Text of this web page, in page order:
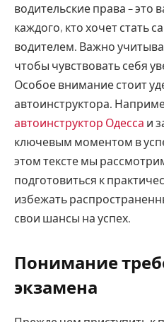
водительские права – это
каждого, кто хочет стать
водителем. Важно
чтобы чувствовать себя
Особое внимание стоит
автоинструктора.
автоинструктор Одесса и
ключевым моментом в
этом тексте мы
подготовиться к
избежать
свои шансы на успех.
Понимание
экзамена